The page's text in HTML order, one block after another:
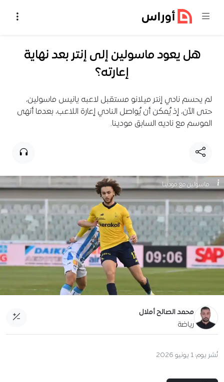
هل يعود ماسولين إلى إنتر بعد نهاية
إعارته؟
لم يحسم نادي إنتر ميلانو مستقبل لاعبه يانيس ماسولين،
حتى الآن، إذ يُمكن أن يُواصل النادي إعارة اللاعب، بعدما أنهى
الموسم مع ناديه السابق مودينا.
ماسولين مع مودينا
محمد الصالح أملال
رياضة
نُشر يوم: 1 يونيو 2026